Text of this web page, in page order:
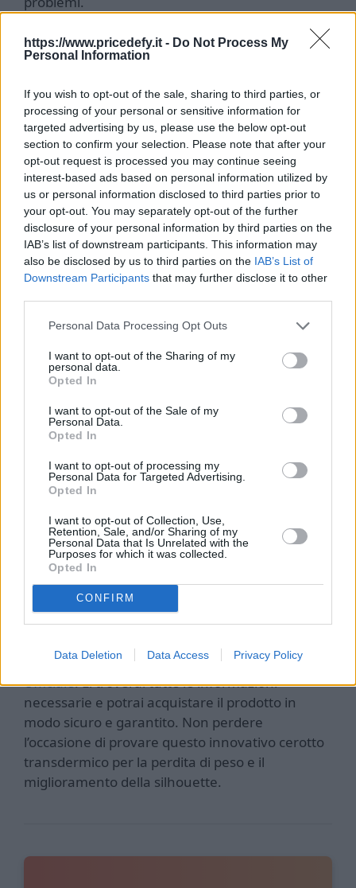
https://www.pricedefy.it - Do Not Process My
Personal Information
If you wish to opt-out of the sale, sharing to third parties, or
processing of your personal or sensitive information for
targeted advertising by us, please use the below opt-out
section to confirm your selection. Please note that after your
opt-out request is processed you may continue seeing
interest-based ads based on personal information utilized by
us or personal information disclosed to third parties prior to
your opt-out. You may separately opt-out of the further
disclosure of your personal information by third parties on the
IAB’s list of downstream participants. This information may
also be disclosed by us to third parties on the IAB’s List of
Downstream Participants that may further disclose it to other
Personal Data Processing Opt Outs
I want to opt-out of the Sharing of my
personal data.
Opted In
I want to opt-out of the Sale of my
Personal Data.
Opted In
I want to opt-out of processing my
Personal Data for Targeted Advertising.
Opted In
I want to opt-out of Collection, Use,
Retention, Sale, and/or Sharing of my
Personal Data that Is Unrelated with the
Purposes for which it was collected.
Opted In
CONFIRM
Data Deletion Data Access Privacy Policy
Comparando Adipe Patch con altri prodotti simili
sul mercato, si nota che la sua formula naturale
trattamenti. Mentre alcuni prodotti richiedono
diete rigorose o esercizi fisici intensi, Adipe Patch
offre risultati visibili con un impegno minimo. La
compatibilità con tutti i tipi di pelle lo rende una
scelta sicura per una vasta gamma di utenti.
In conclusione, se stai cercando un modo
semplice e efficace per migliorare il tuo aspetto e
perdere peso, Adipe Patch potrebbe essere la
soluzione ideale per te. Con ingredienti naturali
e risultati visibili in poco tempo, questo prodotto
sembra mantenere le promesse e soddisfare le
più su Adipe Patch e acquistare il prodotto, visita
la pagina ufficiale per ulteriori informazioni.
Sito web ufficiale Adipe Patch
Sito Ufficiale
più sul prodotto, ti consigliamo di visitare ilSito
Ufficiale. Lì troverai tutte le informazioni
necessarie e potrai acquistare il prodotto in
modo sicuro e garantito. Non perdere
l’occasione di provare questo innovativo cerotto
transdermico per la perdita di peso e il
miglioramento della silhouette.